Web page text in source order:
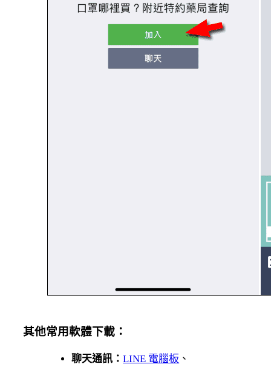
其他常用軟體下載：
聊天通訊：LINE 電腦板 、